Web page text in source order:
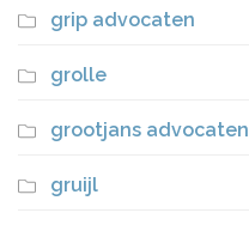
grip advocaten
grolle
grootjans advocaten
gruijl